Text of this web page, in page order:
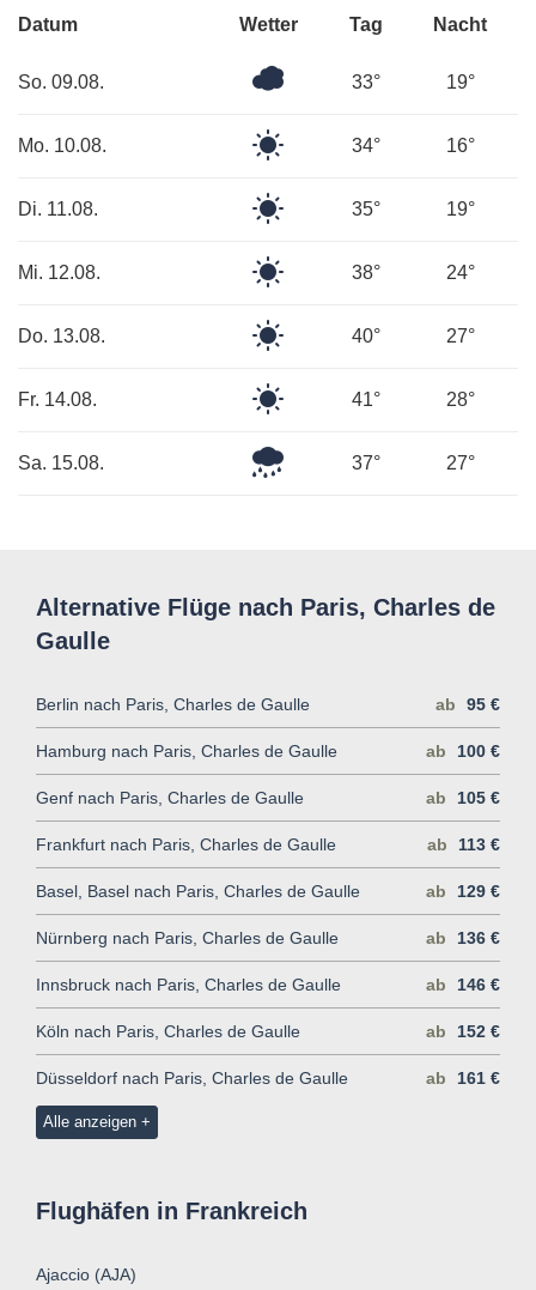
Datum Wetter Tag Nacht
So. 09.08. 33° 19°
Mo. 10.08. 34° 16°
Di. 11.08. 35° 19°
Mi. 12.08. 38° 24°
Do. 13.08. 40° 27°
Fr. 14.08. 41° 28°
Sa. 15.08. 37° 27°
Alternative Flüge nach Paris, Charles de
Gaulle
Berlin nach Paris, Charles de Gaulle ab 95 €
Hamburg nach Paris, Charles de Gaulle ab 100 €
Genf nach Paris, Charles de Gaulle ab 105 €
Frankfurt nach Paris, Charles de Gaulle ab 113 €
Basel, Basel nach Paris, Charles de Gaulle ab 129 €
Nürnberg nach Paris, Charles de Gaulle ab 136 €
Innsbruck nach Paris, Charles de Gaulle ab 146 €
Köln nach Paris, Charles de Gaulle ab 152 €
Düsseldorf nach Paris, Charles de Gaulle ab 161 €
Alle anzeigen
Flughäfen in Frankreich
Ajaccio (AJA)